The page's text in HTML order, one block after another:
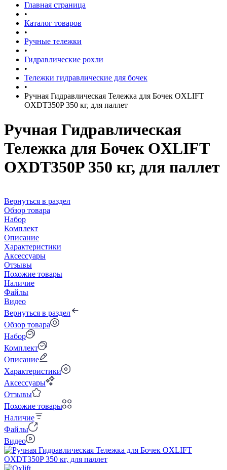
Главная страница
•
Каталог товаров
•
Ручные тележки
•
Гидравлические рохли
•
Тележки гидравлические для бочек
•
Ручная Гидравлическая Тележка для Бочек OXLIFT
OXDT350P 350 кг, для паллет
Ручная Гидравлическая
Тележка для Бочек OXLIFT
OXDT350P 350 кг, для паллет
Вернуться в раздел
Обзор товара
Набор
Комплект
Описание
Характеристики
Аксессуары
Отзывы
Похожие товары
Наличие
Файлы
Видео
Вернуться в раздел
Обзор товара
Набор
Комплект
Описание
Характеристики
Аксессуары
Отзывы
Похожие товары
Наличие
Файлы
Видео